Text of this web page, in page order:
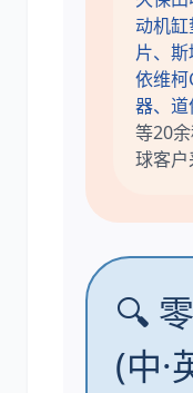
动机
片、斯
依维
器、
等20
球客户
🔍
(中·